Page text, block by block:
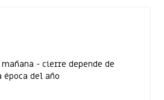
- cierre depende de
del año